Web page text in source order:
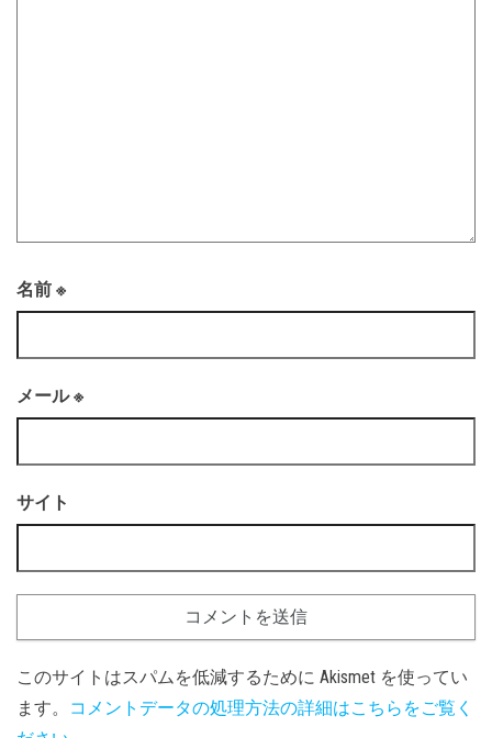
名前 ※
メール※
サイト
このサイトはスパムを低減するために Akismet を使ってい
ます。
コメントデータの処理方法の詳細はこちらをご覧く